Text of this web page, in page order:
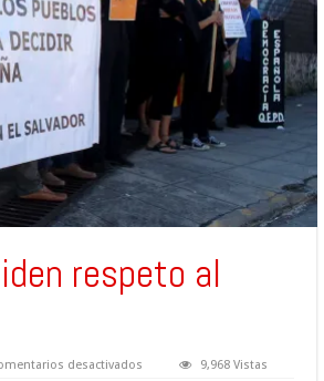
respeto al
desactivadosen
9,968 Vistas